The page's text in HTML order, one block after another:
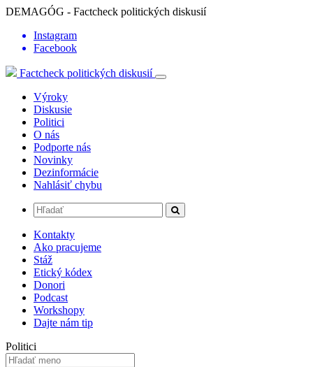
DEMAGÓG - Factcheck politických diskusií
Instagram
Facebook
Factcheck politických diskusií
Výroky
Diskusie
Politici
O nás
Podporte nás
Novinky
Dezinformácie
Nahlásiť chybu
Kontakty
Ako pracujeme
Stáž
Etický kódex
Donori
Podcast
Workshopy
Dajte nám tip
Politici